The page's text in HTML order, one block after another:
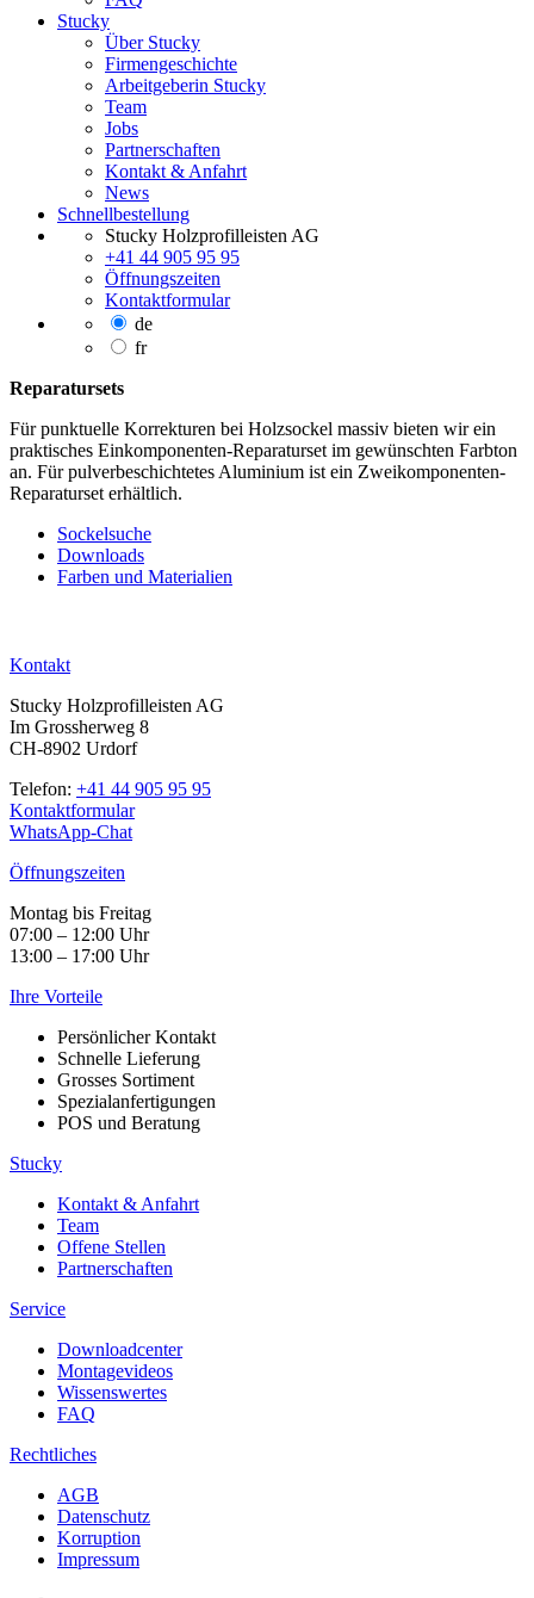
Stucky
Über Stucky
Firmengeschichte
Arbeitgeberin Stucky
Team
Jobs
Partnerschaften
Kontakt & Anfahrt
News
Schnellbestellung
Stucky Holzprofilleisten AG
+41 44 905 95 95
Öffnungszeiten
Kontaktformular
de
fr
Reparatursets
Für punktuelle Korrekturen bei Holzsockel massiv bieten wir ein
praktisches Einkomponenten-Reparaturset im gewünschten Farbton
an. Für pulverbeschichtetes Aluminium ist ein Zweikomponenten-
Reparaturset erhältlich.
Sockelsuche
Downloads
Farben und Materialien
Kontakt
Stucky Holzprofilleisten AG
Im Grossherweg 8
CH-8902 Urdorf
Telefon: +41 44 905 95 95
Kontaktformular
WhatsApp-Chat
Öffnungszeiten
Montag bis Freitag
07:00 – 12:00 Uhr
13:00 – 17:00 Uhr
Ihre Vorteile
Persönlicher Kontakt
Schnelle Lieferung
Grosses Sortiment
Spezialanfertigungen
POS und Beratung
Stucky
Kontakt & Anfahrt
Team
Offene Stellen
Partnerschaften
Service
Downloadcenter
Montagevideos
Wissenswertes
FAQ
Rechtliches
AGB
Datenschutz
Korruption
Impressum